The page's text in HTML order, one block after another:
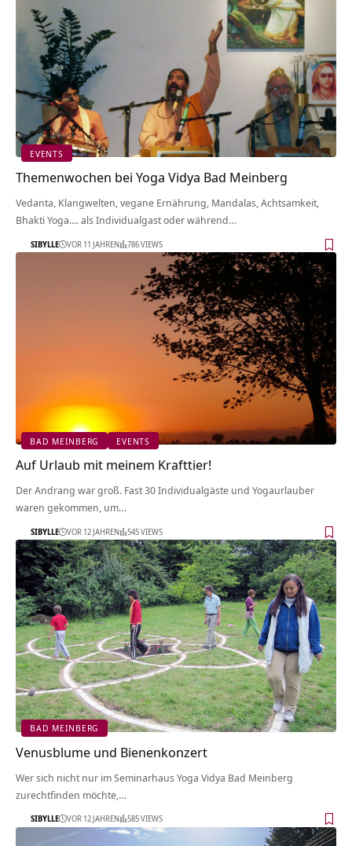
EVENTS
Themenwochen bei Yoga Vidya Bad Meinberg
Vedanta, Klangwelten, vegane Ernährung, Mandalas, Achtsamkeit,
Bhakti Yoga.... als Individualgast oder während…
SIBYLLE VOR 11 JAHREN 786 VIEWS
BAD MEINBERG EVENTS
Auf Urlaub mit meinem Krafttier!
Der Andrang war groß. Fast 30 Individualgäste und Yogaurlauber
waren gekommen, um…
SIBYLLE VOR 12 JAHREN 545 VIEWS
BAD MEINBERG
Venusblume und Bienenkonzert
Wer sich nicht nur im Seminarhaus Yoga Vidya Bad Meinberg
zurechtfinden möchte,…
SIBYLLE VOR 12 JAHREN 585 VIEWS